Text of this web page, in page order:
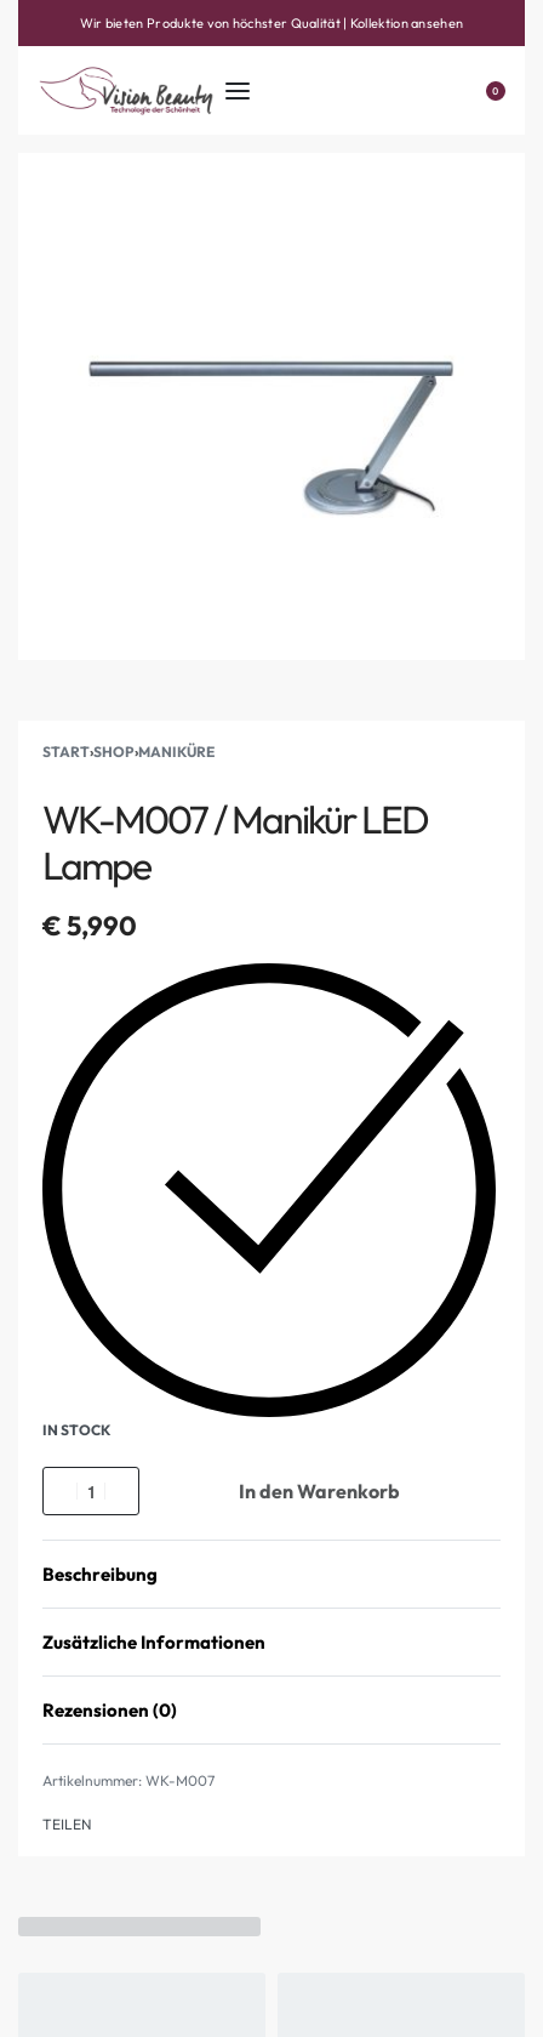
Wir bieten Produkte von höchster Qualität | Kollektion ansehen
0
START›SHOP›MANIKÜRE
WK-M007 / Manikür LED
Lampe
€5,990
IN STOCK
In den Warenkorb
Beschreibung
Zusätzliche Informationen
Rezensionen (0)
WK-M007
TEILEN